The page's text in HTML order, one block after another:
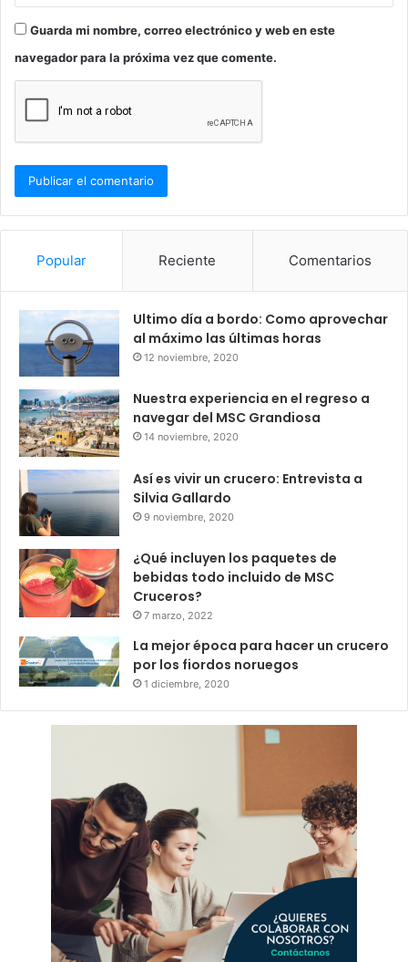
Guarda mi nombre, correo electrónico y web en este
navegador para la próxima vez que comente.
Popular Reciente Comentarios
Ultimo día a bordo: Como aprovechar
al máximo las últimas horas
12 noviembre, 2020
Nuestra experiencia en el regreso a
navegar del MSC Grandiosa
14 noviembre, 2020
Así es vivir un crucero: Entrevista a
Silvia Gallardo
9 noviembre, 2020
¿Qué incluyen los paquetes de
bebidas todo incluido de MSC
Cruceros?
7 marzo, 2022
La mejor época para hacer un crucero
por los fiordos noruegos
1 diciembre, 2020